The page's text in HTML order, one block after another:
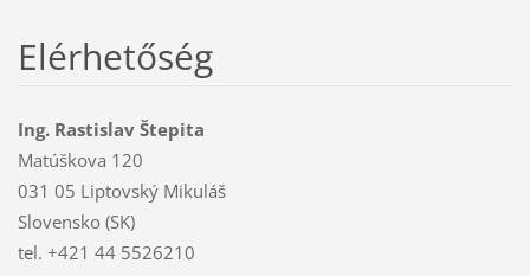
Elérhetőség
Ing. Rastislav Štepita
Matúškova 120
031 05 Liptovský Mikuláš
Slovensko (SK)
tel. +421 44 5526210